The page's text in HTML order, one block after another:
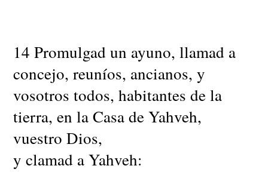
14 Promulgad un ayuno, llamad a
concejo, reuníos, ancianos, y
vosotros todos, habitantes de la
tierra, en la Casa de Yahveh,
vuestro Dios,
y clamad a Yahveh: